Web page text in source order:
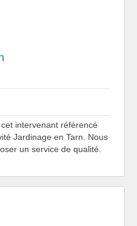
intervenant référencé
Jardinage en Tarn. Nous
un service de qualité.